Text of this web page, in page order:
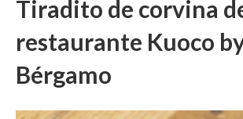
Tiradito de corvina
restaurante Kuoco
Bérgamo